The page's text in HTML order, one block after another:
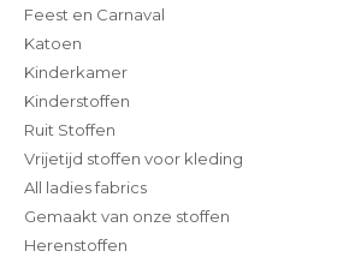
Feest en Carnaval
Katoen
Kinderkamer
Kinderstoffen
Ruit Stoffen
Vrijetijd stoffen voor kleding
All ladies fabrics
Gemaakt van onze stoffen
Herenstoffen